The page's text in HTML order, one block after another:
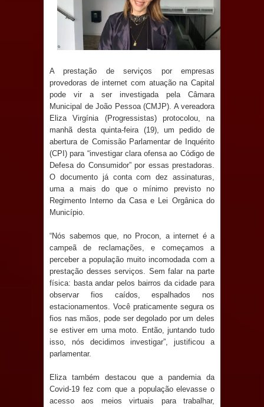
12 milhões na economia
Prefeitura de Sapé desenvolve ações
para preservar tamarindeiro e
revitalizar Memorial Augusto dos
Anjos
O verdadeiro oxigênio do Estado
Democrático de Direito – Bacharela
aborda de maneira inédita no mundo
Confira!
Prefeitura de Sapé promove
campanha Julho Neon com ações de
conscientização sobre saúde bucal
Caldas Brandão: gestão municipal
e aquece economia para Festa de
A prestação de serviços por empresas
provedoras de internet com atuação na Capital
pode vir a ser investigada pela Câmara
Municipal de João Pessoa (CMJP). A vereadora
Eliza Virgínia (Progressistas) protocolou, na
manhã desta quinta-feira (19), um pedido de
abertura de Comissão Parlamentar de Inquérito
(CPI) para “investigar clara ofensa ao Código de
Defesa do Consumidor” por essas prestadoras.
O documento já conta com dez assinaturas,
uma a mais do que o mínimo previsto no
Regimento Interno da Casa e Lei Orgânica do
Município.
“Nós sabemos que, no Procon, a internet é a
campeã de reclamações, e começamos a
perceber a população muito incomodada com a
prestação desses serviços. Sem falar na parte
física: basta andar pelos bairros da cidade para
observar fios caídos, espalhados nos
estacionamentos. Você praticamente segura os
fios nas mãos, pode ser degolado por um deles
se estiver em uma moto. Então, juntando tudo
isso, nós decidimos investigar”, justificou a
parlamentar.
Eliza também destacou que a pandemia da
Covid-19 fez com que a população elevasse o
acesso aos meios virtuais para trabalhar,